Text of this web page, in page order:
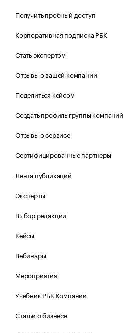
Получить пробный доступ
Корпоративная подписка РБК
Стать экспертом
Отзывы о вашей компании
Поделиться кейсом
Создать профиль группы компаний
Отзывы о сервисе
Сертифицированные партнеры
Лента публикаций
Эксперты
Выбор редакции
Кейсы
Вебинары
Мероприятия
Учебник РБК Компании
Статьи о бизнесе